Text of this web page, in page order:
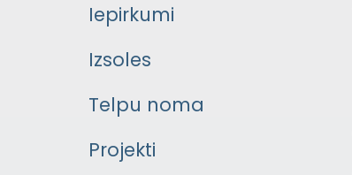
Iepirkumi
Izsoles
Telpu noma
Projekti